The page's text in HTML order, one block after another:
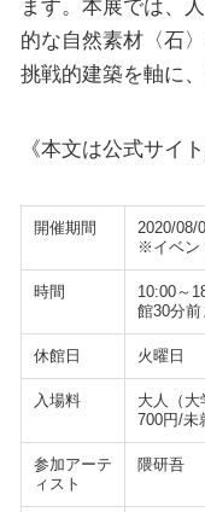
ます。本展では、
的な自然素材〈石
挑戦的建築を軸に
《本文は公式サイ
開催期間
2020/08/
※イベン
時間
10:00～
館30分
休館日 火曜日
入場料
大人（大
700円/未
参加アーテ
ィスト
隈研吾